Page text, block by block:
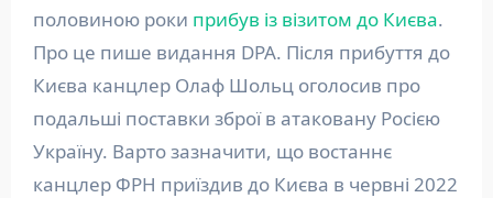
половиною роки прибув із візитом до Києва.
Про це пише видання DPA. Після прибуття до
Києва канцлер Олаф Шольц оголосив про
подальші поставки зброї в атаковану Росією
Україну. Варто зазначити, що востаннє
канцлер ФРН приїздив до Києва в червні 2022